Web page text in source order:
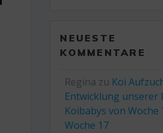
NEUESTE
KOMMENTARE
Regina zu Koi
Entwicklung unserer
Koibabys von Woche
Woche 17